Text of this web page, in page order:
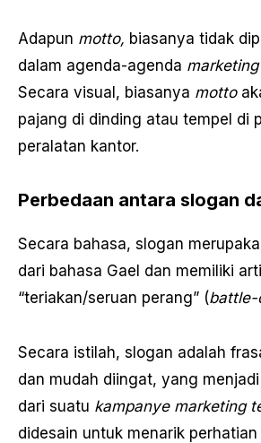
Adapun motto, biasanya tidak
dalam agenda-agenda marketing
Secara visual, biasanya motto
pajang di dinding atau tempel di
peralatan kantor.
Perbedaan antara slogan
Secara bahasa, slogan
dari bahasa Gael dan memiliki arti
“teriakan/seruan perang” (
Secara istilah, slogan adalah
dan mudah diingat, yang
dari suatu kampanye marketing
didesain untuk menarik